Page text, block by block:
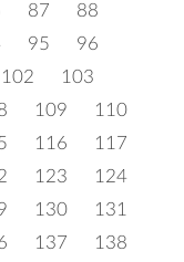
87
88
95
96
102
103
109
110
116
117
123
124
130
131
137
138